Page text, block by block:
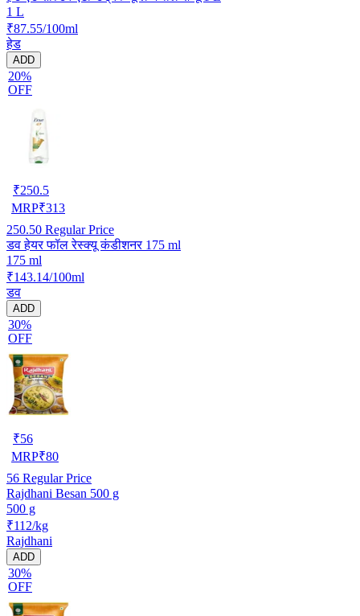
1 L
₹87.55/100ml
हेड
ADD
20%
OFF
₹250.5
MRP₹313
250.50 Regular Price
डव हेयर फॉल रेस्क्यू कंडीशनर 175 ml
175 ml
₹143.14/100ml
डव
ADD
30%
OFF
₹56
MRP₹80
56 Regular Price
Rajdhani Besan 500 g
500 g
₹112/kg
Rajdhani
ADD
30%
OFF